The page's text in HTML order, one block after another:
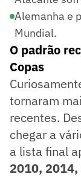
Alemanha e
Mundial.
O padrão
Copas
tornaram
recentes.
chegar a
a lista final
2010,